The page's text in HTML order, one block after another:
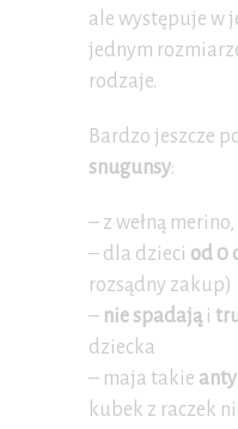
ale występuje w
jednym
rodzaje.
Bardzo jeszcze
snugunsy:
– z wełną
– dla dzieci od 0
rozsądny zakup)
– nie spadająi
dziecka
– maja takie
kubek z raczek